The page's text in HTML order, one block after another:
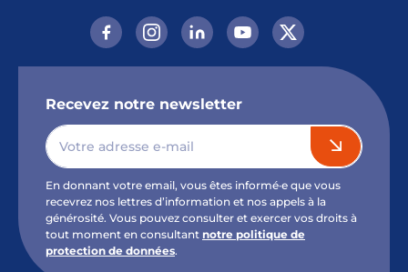
Recevez notre newsletter
En donnant votre email, vous êtes informé·e que vous
recevrez nos lettres d’information et nos appels à la
générosité. Vous pouvez consulter et exercer vos droits à
tout moment en consultant notre politique de
protection de données.